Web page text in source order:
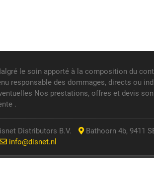
le soin apporté à la composition du
responsable des dommages, directs ou
Nos prestations, offres et devis
.
Distributors B.V.
Bathoorn 4b, 9411
info@disnet.nl